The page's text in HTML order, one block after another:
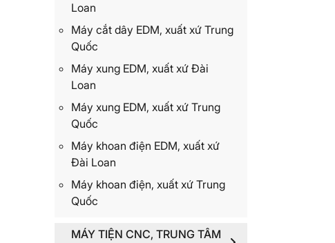
Loan
Máy cắt dây EDM, xuất xứ Trung
Quốc
Máy xung EDM, xuất xứ Đài
Loan
Máy xung EDM, xuất xứ Trung
Quốc
Máy khoan điện EDM, xuất xứ
Đài Loan
Máy khoan điện, xuất xứ Trung
Quốc
MÁY TIỆN CNC, TRUNG TÂM